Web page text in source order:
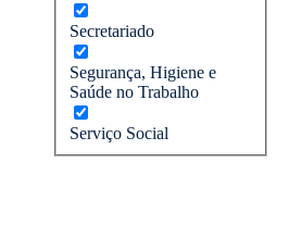
Secretariado
Segurança, Higiene e
Saúde no Trabalho
Serviço Social